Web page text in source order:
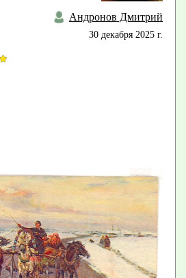
Андронов Дмитрий
30 декабря 2025 г.